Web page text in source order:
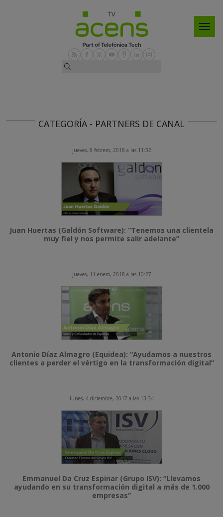
CATEGORÍA - PARTNERS DE CANAL
jueves, 8 febrero, 2018 a las 11:32
Juan Huertas (Galdón Software): “Tenemos una clientela
muy fiel y nos permite salir adelante”
jueves, 11 enero, 2018 a las 10:27
Antonio Díaz Almagro (Equidea): “Ayudamos a nuestros
clientes a perder el vértigo en la transformación digital”
lunes, 4 diciembre, 2017 a las 13:34
Emmanuel Da Cruz Espinar (Grupo ISV): “Llevamos
ayudando en su transformación digital a más de 1.000
empresas”